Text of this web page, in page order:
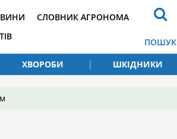
СЛОВНИК АГРОНОМА
ПОШУК
ХВОРОБИ ШКІДНИКИ